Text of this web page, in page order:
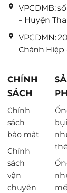
VPGDMB:
– Huyện
VPGDMN:
Chánh Hiệp
CHÍNH
SÁCH
Chính
sách
bảo mật
Chính
sách
vận
chuyển